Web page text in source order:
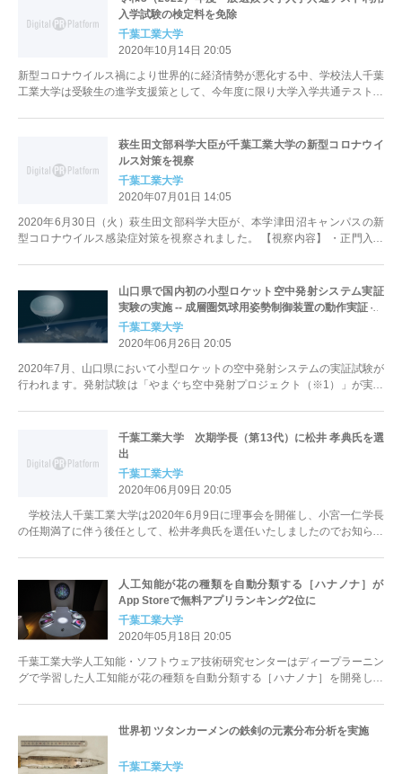
入学試験の検定料を免除
千葉工業大学
2020年10月14日 20:05
新型コロナウイルス禍により世界的に経済情勢が悪化する中、学校法人千葉
工業大学は受験生の進学支援策として、今年度に限り大学入学共通テスト利
萩生田文部科学大臣が千葉工業大学の新型コロナウイ
ルス対策を視察
千葉工業大学
2020年07月01日 14:05
2020年6月30日（火）萩生田文部科学大臣が、本学津田沼キャンパスの新
型コロナウイルス感染症対策を視察されました。 【視察内容】 ・正門入口
山口県で国内初の小型ロケット空中発射システム実証
実験の実施 -- 成層圏気球用姿勢制御装置の動作実証 --
千葉工業大学
2020年06月26日 20:05
2020年7月、山口県において小型ロケットの空中発射システムの実証試験が
行われます。発射試験は「やまぐち空中発射プロジェクト（※1）」が実施
千葉工業大学 次期学長（第13代）に松井 孝典氏を選
出
千葉工業大学
2020年06月09日 20:05
学校法人千葉工業大学は2020年6月9日に理事会を開催し、小宮一仁学長
の任期満了に伴う後任として、松井孝典氏を選任いたしましたのでお知らせ
人工知能が花の種類を自動分類する［ハナノナ］が
App Storeで無料アプリランキング2位に
千葉工業大学
2020年05月18日 20:05
千葉工業大学人工知能・ソフトウェア技術研究センターはディープラーニン
グで学習した人工知能が花の種類を自動分類する［ハナノナ］を開発し、
世界初 ツタンカーメンの鉄剣の元素分布分析を実施
千葉工業大学